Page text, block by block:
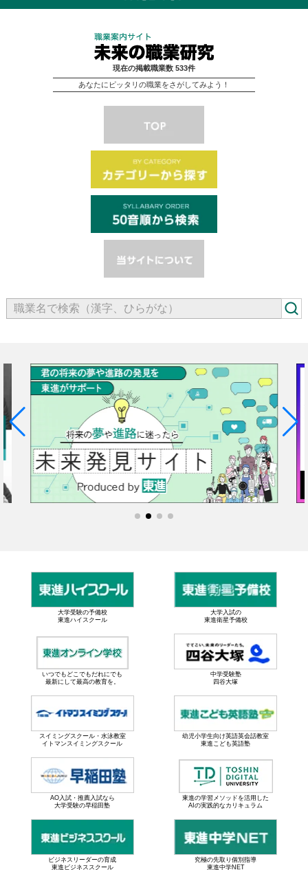
現在の掲載職業数 533件
あなたにピッタリの職業をさがしてみよう！
大学受験の予備校
東進ハイスクール
大学入試の
東進衛星予備校
いつでもどこでもだれにでも
最新にして最高の教育を。
中学受験塾
四谷大塚
スイミングスクール・水泳教室
イトマンスイミングスクール
幼児小学生向け英語英会話教室
東進こども英語塾
AO入試・推薦入試なら
大学受験の早稲田塾
東進の学習メソッドを活用した
AIの実践的なカリキュラム
ビジネスリーダーの育成
東進ビジネススクール
究極の先取り個別指導
東進中学NET